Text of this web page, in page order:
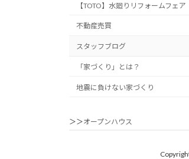
【TOTO】水廻りリフォームフェア
不動産売買
スタッフブログ
「家づくり」とは？
地震に負けない家づくり
＞＞オープンハウス